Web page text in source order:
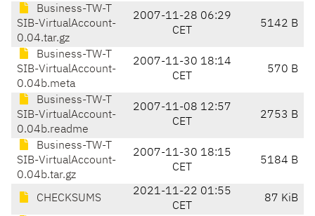
Business-TW-T
SIB-VirtualAccount-
0.04.tar.gz
2007-11-28 06:29
CET
5142 B
Business-TW-T
SIB-VirtualAccount-
0.04b.meta
2007-11-30 18:14
CET
570 B
Business-TW-T
SIB-VirtualAccount-
0.04b.readme
2007-11-08 12:57
CET
2753 B
Business-TW-T
SIB-VirtualAccount-
0.04b.tar.gz
2007-11-30 18:15
CET
5184 B
CHECKSUMS
2021-11-22 01:55
CET
87 KiB